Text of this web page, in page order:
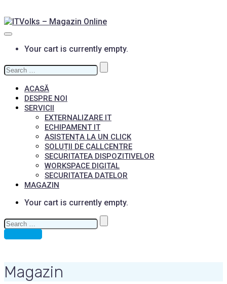
Your cart is currently empty.
Search
for:
ACASĂ
DESPRE NOI
SERVICII
EXTERNALIZARE IT
ECHIPAMENT IT
ASISTENȚA LA UN CLICK
SOLUȚII DE CALLCENTRE
SECURITATEA DISPOZITIVELOR
WORKSPACE DIGITAL
SECURITATEA DATELOR
MAGAZIN
Your cart is currently empty.
Search
for:
Magazin